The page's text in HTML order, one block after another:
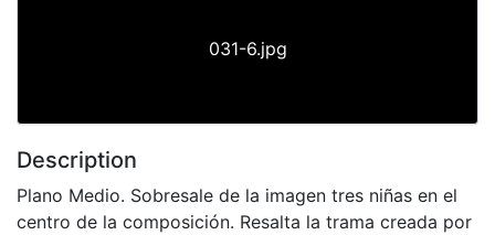
031-6.jpg
Description
Plano Medio. Sobresale de la imagen tres niñas en el
centro de la composición. Resalta la trama creada por